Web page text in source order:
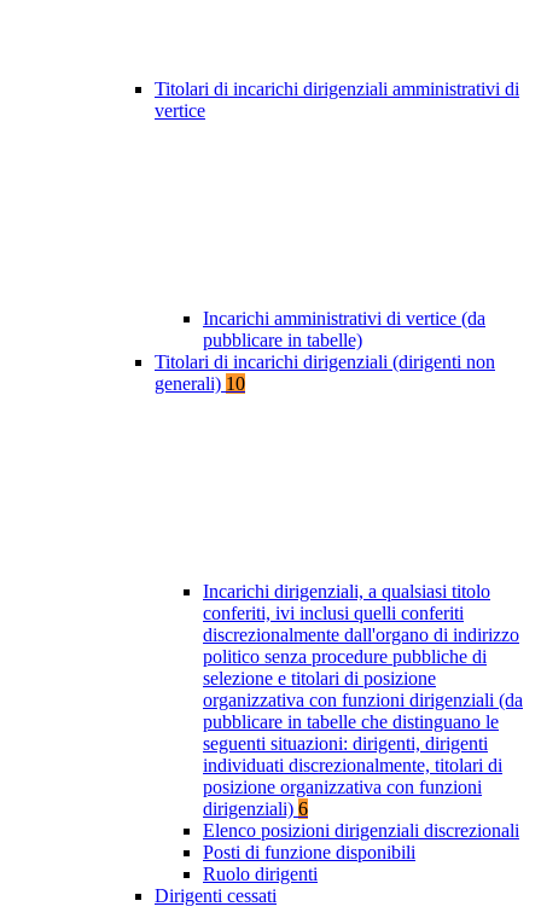
Titolari di incarichi dirigenziali amministrativi di
vertice
Incarichi amministrativi di vertice (da
pubblicare in tabelle)
Titolari di incarichi dirigenziali (dirigenti non
generali) 10
Incarichi dirigenziali, a qualsiasi titolo
conferiti, ivi inclusi quelli conferiti
discrezionalmente dall'organo di indirizzo
politico senza procedure pubbliche di
selezione e titolari di posizione
organizzativa con funzioni dirigenziali (da
pubblicare in tabelle che distinguano le
seguenti situazioni: dirigenti, dirigenti
individuati discrezionalmente, titolari di
posizione organizzativa con funzioni
dirigenziali) 6
Elenco posizioni dirigenziali discrezionali
Posti di funzione disponibili
Ruolo dirigenti
Dirigenti cessati